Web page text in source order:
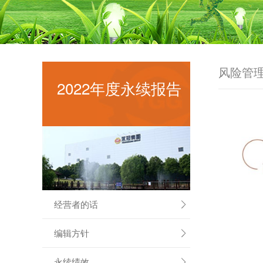
2022年度永续报告
经营者的话 
编辑方针 
风险管